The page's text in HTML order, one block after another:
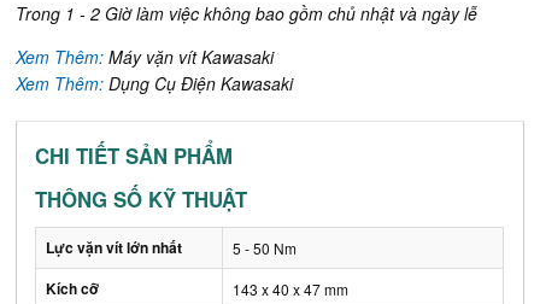
Trong 1 - 2 Giờ làm việc không bao gồm chủ nhật và ngày lễ
Xem Thêm:Máy vặn vít Kawasaki
Xem Thêm:Dụng Cụ Điện Kawasaki
CHI TIẾT SẢN PHẨM
THÔNG SỐ KỸ THUẬT
Lực vặn vít lớn nhất 5 - 50 Nm
Kích cỡ 143 x 40 x 47 mm